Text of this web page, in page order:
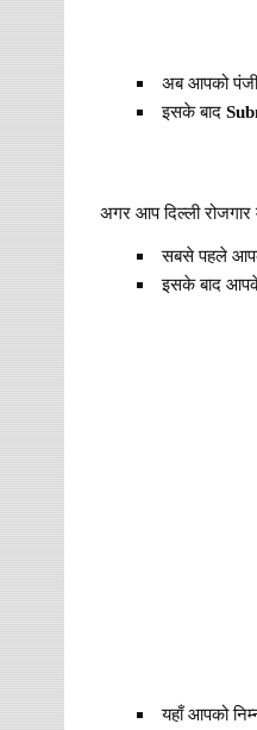
अब आपको
इसके बाद
अगर आप दिल्ली
सबसे पहले
इसके बाद
यहाँ आपको